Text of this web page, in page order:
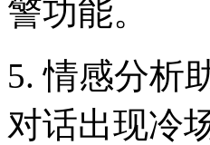
警功能。
5. 情感分析
对话出现冷